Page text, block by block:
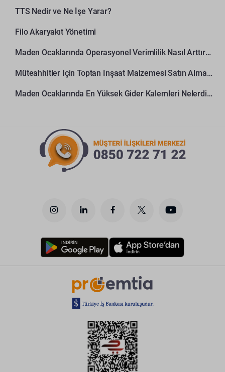
TTS Nedir ve Ne İşe Yarar?
Filo Akaryakıt Yönetimi
Maden Ocaklarında Operasyonel Verimlilik Nasıl Arttırılır?
Müteahhitler İçin Toptan İnşaat Malzemesi Satın Alma Rehberi
Maden Ocaklarında En Yüksek Gider Kalemleri Nelerdir?